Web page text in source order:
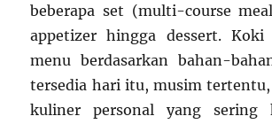
beberapa set (multi-course
appetizer hingga dessert. Koki
menu berdasarkan bahan-
tersedia hari itu, musim
kuliner personal yang sering